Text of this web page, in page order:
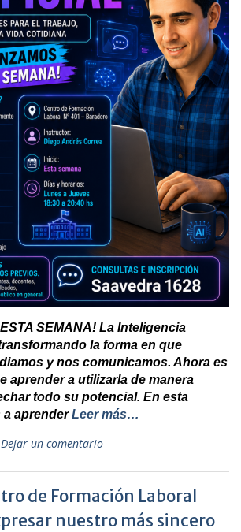
ESTA SEMANA! La Inteligencia
la forma en que
y nos comunicamos. Ahora es
aprender a utilizarla de manera
todo su potencial. En esta
a aprenderLeer más…
Dejar un comentario
de Formación Laboral
nuestro más sincero